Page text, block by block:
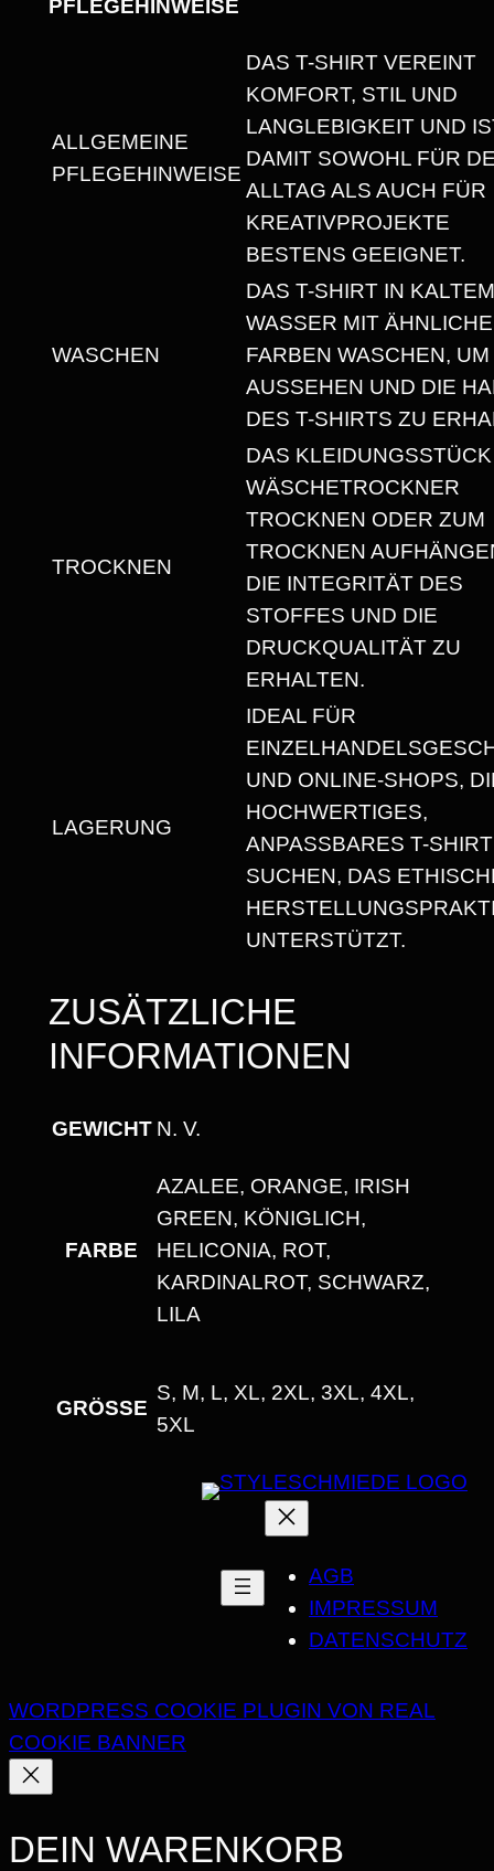
A
L
S
M
PFLEGEHINWEISE
ALLGEMEINE
PFLEGEHINWEISE
DAS T-SHIRT VEREINT
KOMFORT, STIL UND
LANGLEBIGKEIT UND
DAMIT SOWOHL FÜR
ALLTAG ALS AUCH FÜR
KREATIVPROJEKTE
BESTENS GEEIGNET.
WASCHEN
DAS T-SHIRT IN KALTEM
WASSER MIT
FARBEN WASCHEN,
AUSSEHEN UND DIE
DES T-SHIRTS ZU
TROCKNEN
DAS
WÄSCHETROCKNER
TROCKNEN ODER ZUM
TROCKNEN
DIE INTEGRITÄT DES
STOFFES UND DIE
DRUCKQUALITÄT ZU
ERHALTEN.
LAGERUNG
IDEAL FÜR
UND ONLINE-SHOPS,
HOCHWERTIGES,
ANPASSBARES T-SHIRT
SUCHEN, DAS
UNTERSTÜTZT.
ZUSÄTZLICHE
INFORMATIONEN
GEWICHT N. V.
FARBE
AZALEE, ORANGE, IRISH
GREEN, KÖNIGLICH,
HELICONIA, ROT,
KARDINALROT, SCHWARZ,
LILA
GRÖSSE
S, M, L, XL, 2XL, 3XL, 4XL,
5XL
AGB
IMPRESSUM
DATENSCHUTZ
WORDPRESS COOKIE PLUGIN VON REAL
COOKIE BANNER
DEIN WARENKORB